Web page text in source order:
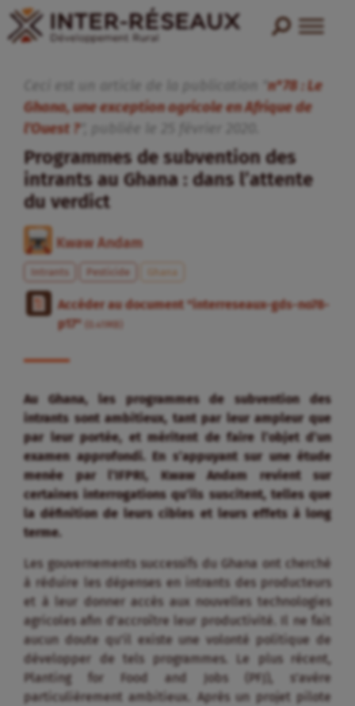
n°78 : Le
Ghana, une exception agricole en Afrique de
l’Ouest ?", publiée
Programmes de subvention des
intrants au Ghana : dans l’attente
du verdict
Kwaw Andam
Intrants Pesticide Ghana
Accéder au document "interreseaux-gds-no78-
p17"
(0.41MB)
Au Ghana, les programmes de subvention des
intrants sont ambitieux, tant par leur ampleur que
par leur portée, et méritent de faire l’objet d’un
examen approfondi. En s’appuyant sur une étude
menée par l’IFPRI, Kwaw Andam revient sur
certaines interrogations qu’ils suscitent, telles que
la définition de leurs cibles et leurs effets à long
terme.
Les gouvernements successifs du Ghana ont cherché
à réduire les dépenses en intrants des producteurs
et à leur donner accès aux nouvelles technologies
agricoles afin d’accroître leur productivité. Il ne fait
aucun doute qu’il existe une volonté politique de
développer de tels programmes. Le plus récent,
Planting for Food and Jobs (PFJ), s’avère
particulièrement ambitieux. Après un projet pilote